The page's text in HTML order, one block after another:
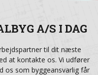
A/S I DAG
til dit næste
at kontakte os. Vi udfører
os som byggeansvarlig får